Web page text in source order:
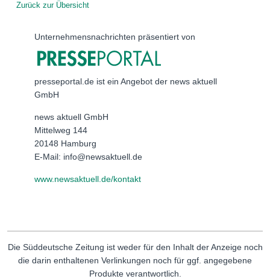
Zurück zur Übersicht
Unternehmensnachrichten präsentiert von
presseportal.de ist ein Angebot der news aktuell
GmbH
news aktuell GmbH
Mittelweg 144
20148 Hamburg
E-Mail: info@newsaktuell.de
www.newsaktuell.de/kontakt
Die Süddeutsche Zeitung ist weder für den Inhalt der Anzeige noch
die darin enthaltenen Verlinkungen noch für ggf. angegebene
Produkte verantwortlich.